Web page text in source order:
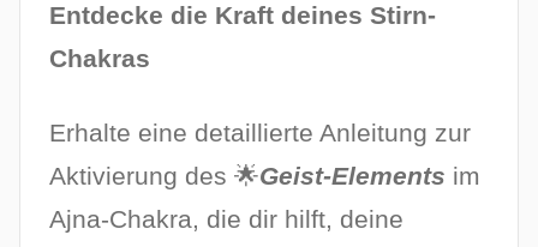
Entdecke die Kraft deines Stirn-
Chakras
Erhalte eine detaillierte Anleitung zur
Aktivierung des 🌟Geist-Elements im
Ajna-Chakra, die dir hilft, deine